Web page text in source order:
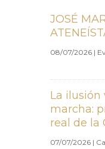
JOSÉ
08/07/2026 |
La ilusión
marcha:
real de la
07/07/2026 |